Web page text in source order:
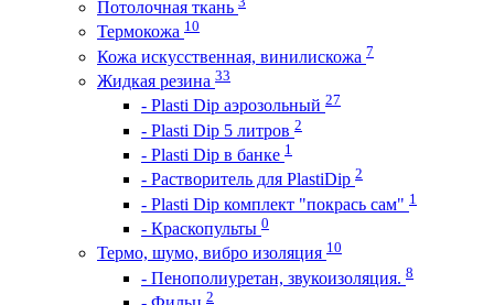
Потолочная ткань
Термокожа 10
Кожа искусственная, винилискожа 7
Жидкая резина 33
- Plasti Dip аэрозольный 27
- Plasti Dip 5 литров 2
- Plasti Dip в банке 1
- Растворитель для PlastiDip 2
- Plasti Dip комплект "покрась сам" 1
- Краскопульты 0
Термо, шумо, вибро изоляция 10
- Пенополиуретан, звукоизоляция. 8
2